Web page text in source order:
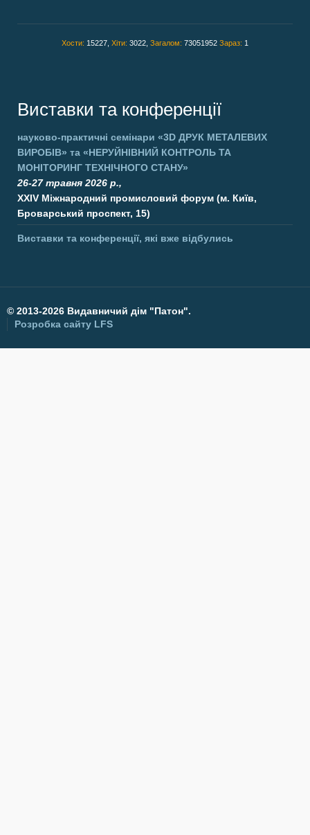
Хости: 15227, Хіти: 3022, Загалом: 73051952 Зараз: 1
Виставки та конференції
науково-практичні семінари «3D ДРУК МЕТАЛЕВИХ
ВИРОБІВ» та «НЕРУЙНІВНИЙ КОНТРОЛЬ ТА
МОНІТОРИНГ ТЕХНІЧНОГО СТАНУ»
26-27 травня 2026 р.,
XXIV Міжнародний промисловий форум (м. Київ,
Броварський проспект, 15)
Виставки та конференції, які вже відбулись
© 2013-2026 Видавничий дім "Патон".
Розробка сайту LFS